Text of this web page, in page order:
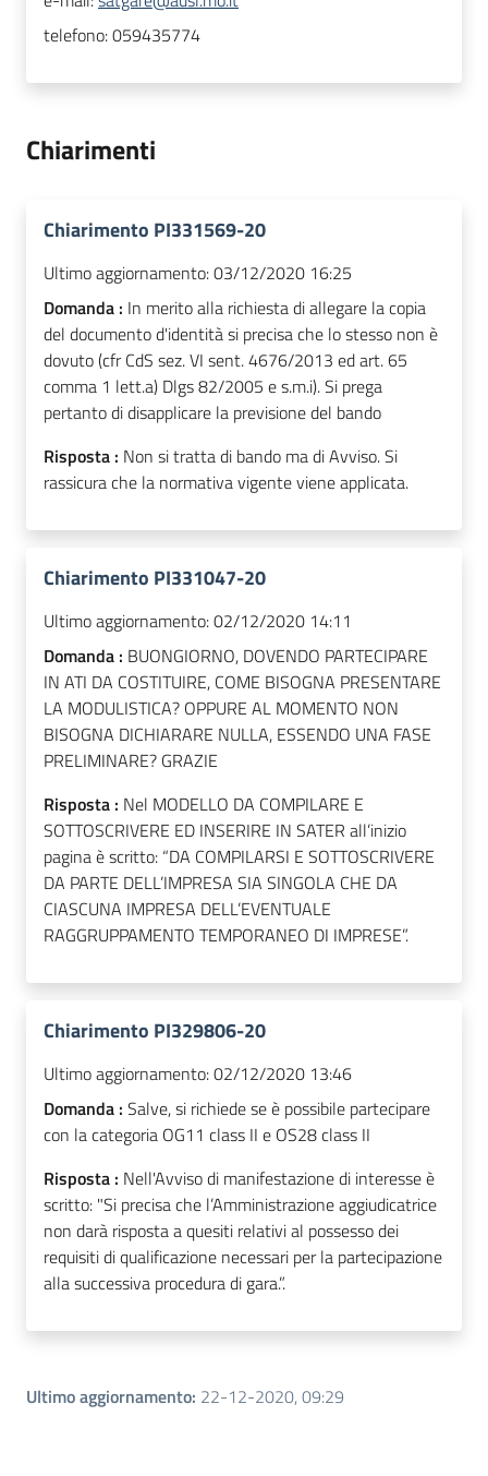
telefono:059435774
Chiarimenti
Chiarimento PI331569-20
Ultimo aggiornamento:03/12/2020 16:25
Domanda : In merito alla richiesta di allegare la copia
del documento d'identità si precisa che lo stesso non è
dovuto (cfr CdS sez. VI sent. 4676/2013 ed art. 65
comma 1 lett.a) Dlgs 82/2005 e s.m.i). Si prega
pertanto di disapplicare la previsione del bando
Risposta : Non si tratta di bando ma di Avviso. Si
rassicura che la normativa vigente viene applicata.
Chiarimento PI331047-20
Ultimo aggiornamento:02/12/2020 14:11
Domanda : BUONGIORNO, DOVENDO PARTECIPARE
IN ATI DA COSTITUIRE, COME BISOGNA PRESENTARE
LA MODULISTICA? OPPURE AL MOMENTO NON
BISOGNA DICHIARARE NULLA, ESSENDO UNA FASE
PRELIMINARE? GRAZIE
Risposta : Nel MODELLO DA COMPILARE E
SOTTOSCRIVERE ED INSERIRE IN SATER all’inizio
pagina è scritto: “DA COMPILARSI E SOTTOSCRIVERE
DA PARTE DELL’IMPRESA SIA SINGOLA CHE DA
CIASCUNA IMPRESA DELL’EVENTUALE
RAGGRUPPAMENTO TEMPORANEO DI IMPRESE”.
Chiarimento PI329806-20
Ultimo aggiornamento:02/12/2020 13:46
Domanda : Salve, si richiede se è possibile partecipare
con la categoria OG11 class II e OS28 class II
Risposta : Nell'Avviso di manifestazione di interesse è
scritto: "Si precisa che l’Amministrazione aggiudicatrice
non darà risposta a quesiti relativi al possesso dei
requisiti di qualificazione necessari per la partecipazione
alla successiva procedura di gara.”.
Ultimo aggiornamento: 22-12-2020, 09:29